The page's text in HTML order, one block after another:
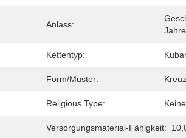
Anlass:
Kettentyp:
Form/Muster: Kreuz
Religious Type: Keine
Versorgungsmaterial-Fähigkeit: